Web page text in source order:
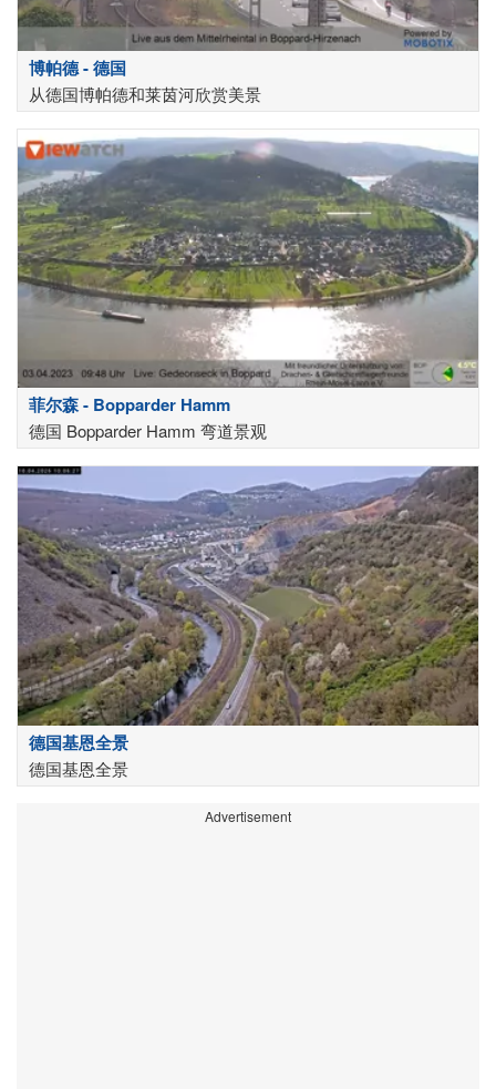
博帕德 - 德国
从德国博帕德和莱茵河欣赏美景
菲尔森 - Bopparder Hamm
德国 Bopparder Hamm 弯道景观
德国基恩全景
德国基恩全景
Advertisement